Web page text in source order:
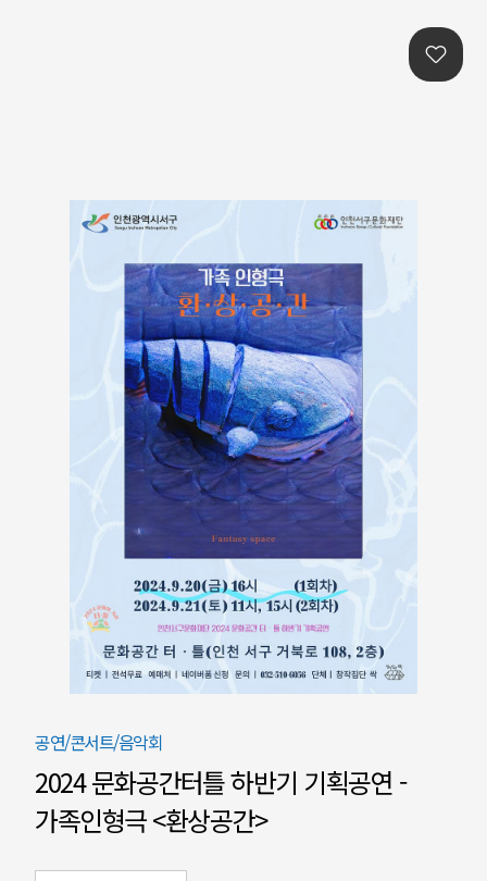
공연/콘서트/음악회
2024 문화공간터틀 하반기 기획공연 -
가족인형극 <환상공간>